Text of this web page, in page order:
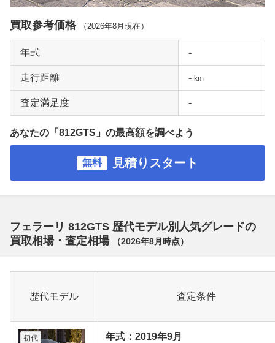
買取参考価格 （ 2026年8月 現在）
年式 -
走行距離 - km
査定満足度 -
あなたの「812GTS」の最高額を調べよう
無料 見積りスタート
フェラーリ 812GTS 歴代モデル別人気グレードの
買取相場・査定相場
（2026年8月 時点）
歴代モデル 査定条件
初代
年式：2019年9月